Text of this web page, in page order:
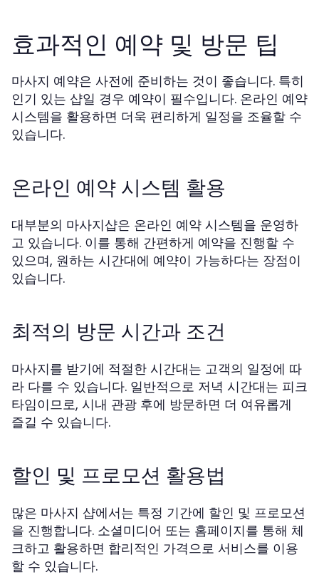
효과적인 예약 및 방문 팁
마사지 예약은 사전에 준비하는 것이 좋습니다. 특히
인기 있는 샵일 경우 예약이 필수입니다. 온라인 예약
시스템을 활용하면 더욱 편리하게 일정을 조율할 수
있습니다.
온라인 예약 시스템 활용
대부분의 마사지샵은 온라인 예약 시스템을 운영하
고 있습니다. 이를 통해 간편하게 예약을 진행할 수
있으며, 원하는 시간대에 예약이 가능하다는 장점이
있습니다.
최적의 방문 시간과 조건
마사지를 받기에 적절한 시간대는 고객의 일정에 따
라 다를 수 있습니다. 일반적으로 저녁 시간대는 피크
타임이므로, 시내 관광 후에 방문하면 더 여유롭게
즐길 수 있습니다.
할인 및 프로모션 활용법
많은 마사지 샵에서는 특정 기간에 할인 및 프로모션
을 진행합니다. 소셜미디어 또는 홈페이지를 통해 체
크하고 활용하면 합리적인 가격으로 서비스를 이용
할 수 있습니다.